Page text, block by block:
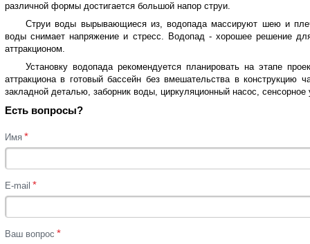
различной формы достигается большой напор струи.
Струи воды вырывающиеся из, водопада массируют шею и
воды снимает напряжение и стресс. Водопад - хорошее решение
аттракционом.
Установку водопада рекомендуется планировать на этапе
аттракциона в готовый бассейн без вмешательства в
закладной деталью, заборник воды, циркуляционный насос,
Есть вопросы?
Имя *
E-mail *
Ваш вопрос *